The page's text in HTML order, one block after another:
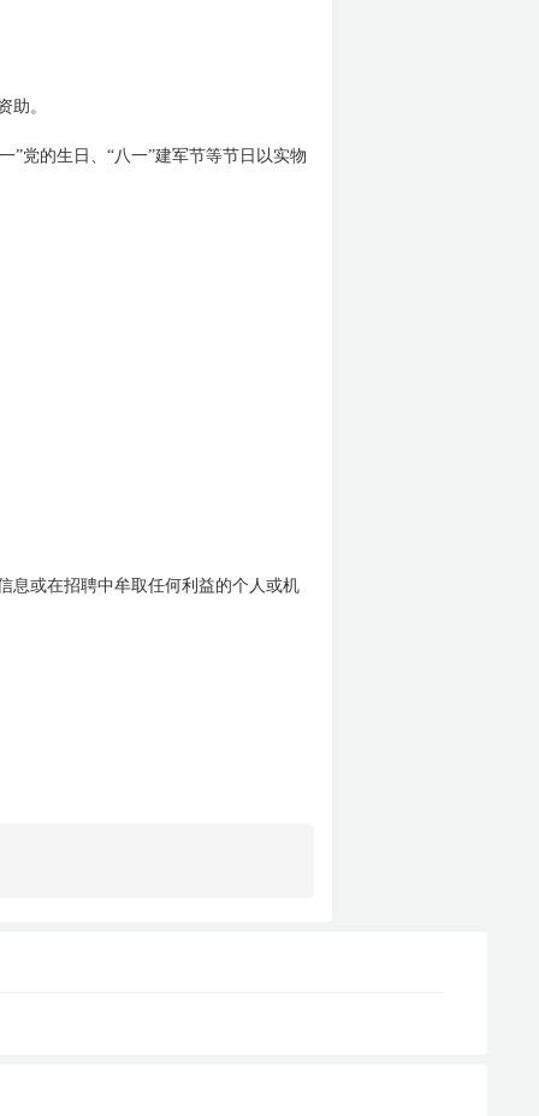
助。
”党的生日、“八一”建军节等节日以实物
息或在招聘中牟取任何利益的个人或机